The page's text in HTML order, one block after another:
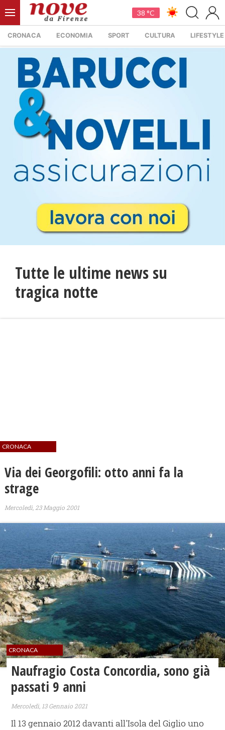
38 °C
CRONACA ECONOMIA SPORT CULTURA LIFESTYLE
Tutte le ultime news su
tragica notte
CRONACA
Via dei Georgofili: otto anni fa la
strage
Mercoledì, 23 Maggio 2001
CRONACA
Naufragio Costa Concordia, sono già
passati 9 anni
Mercoledì, 13 Gennaio 2021
Il 13 gennaio 2012 davanti all'Isola del Giglio uno